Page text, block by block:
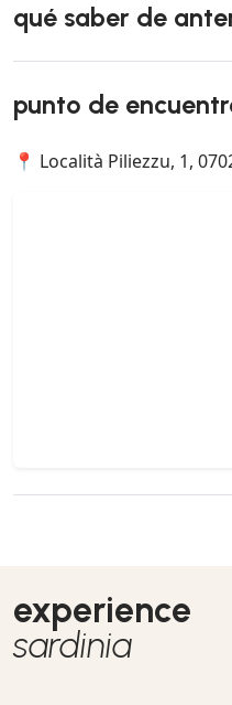
qué saber de
punto de
📍 Località Piliezzu, 1,
experience
sardinia